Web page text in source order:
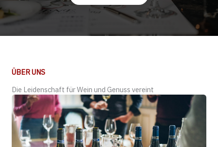
ÜBER UNS
Die Leidenschaft für Wein und Genuss vereint